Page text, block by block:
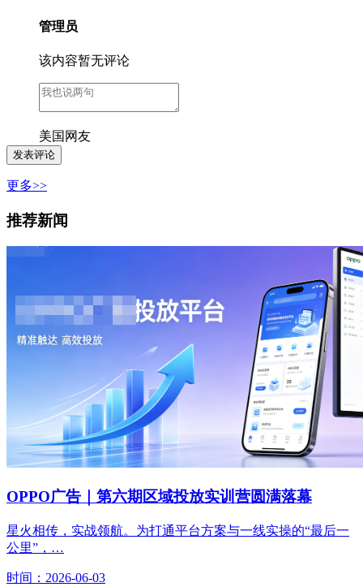
管理员
该内容暂无评论
美国网友
更多>>
推荐新闻
OPPO广告｜第六期区域投放实训营圆满落幕
星火相传，实战领航。为打通平台方案与一线实操的“最后一
公里”，…
时间：2026-06-03